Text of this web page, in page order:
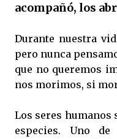
acompañó, los
Durante nuestra
pero nunca
que no queremos
nos morimos, si
Los seres humanos
especies. Uno